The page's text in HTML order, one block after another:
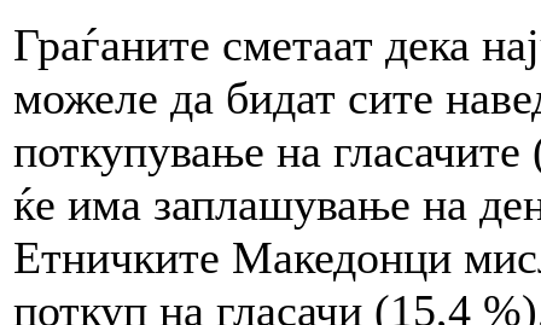
Граѓаните сметаат дека
можеле да бидат сите
поткупување на
ќе има заплашување на
Етничките Македонци
поткуп на гласачи (15,4